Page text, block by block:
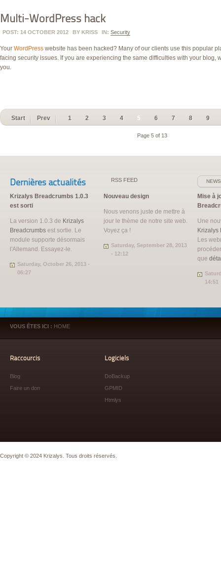
Multi-WordPress hack
POST: 14 OCTOBER 2012 BY KRISS IN: Security
Your WordPress website has been hacked? Many of our clients use this popular
facing security issues. If you are experiencing the same difficulties with your blog,
you.
Start Prev 1 2 3 4 5 6 7 8 9
Page 5 of 13
Dernières actualités
Krizalys Breadcrumbs 1.0.3
est sorti
La version 1.0.3 de Krizalys
Breadcrumbs est sortie. Le
module supporte désormais
l'Allemand. Essayez-le.
Saturday, October 26, 2013 -
06:27
Nouveau design
Nous venons juste de mettre à
jour le thème de notre site web.
Voyez ça !
Saturday, September 28, 2013
- 12:12
Mise à
Une
Krizalys
Les
que
14:51
RSS FEED
VOUS ÊTES ICI : HOME
Raccourcis
Blog
Faire un don
Logiciels
DoBackup
GPMID
Htmlys
Copyright © 2024 Krizalys. Tous droits réservés.